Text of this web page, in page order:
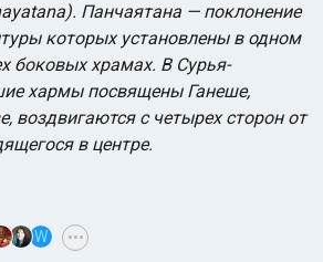
Панчаятана — поклонение
которых установлены в одном
боковых храмах. В Сурья-
хармы посвящены Ганеше,
воздвигаются с четырех сторон от
в центре.
W •••